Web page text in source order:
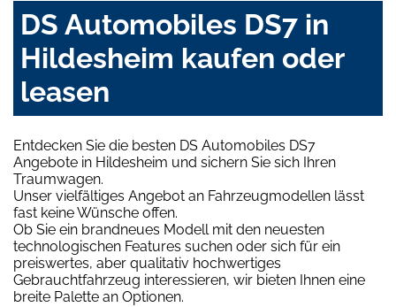
DS Automobiles DS7 in
Hildesheim kaufen oder
leasen
Entdecken Sie die besten DS Automobiles DS7
Angebote in Hildesheim und sichern Sie sich Ihren
Traumwagen.
Unser vielfältiges Angebot an Fahrzeugmodellen lässt
fast keine Wünsche offen.
Ob Sie ein brandneues Modell mit den neuesten
technologischen Features suchen oder sich für ein
preiswertes, aber qualitativ hochwertiges
Gebrauchtfahrzeug interessieren, wir bieten Ihnen eine
breite Palette an Optionen.